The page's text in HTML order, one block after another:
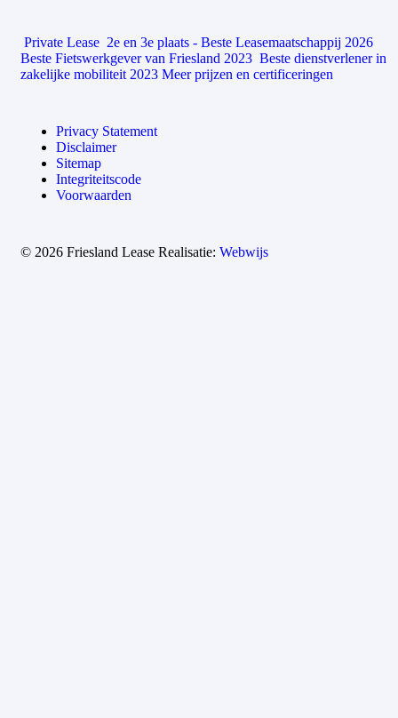
Private Lease 2e en 3e plaats - Beste Leasemaatschappij 2026
Beste Fietswerkgever van Friesland 2023 Beste dienstverlener in
zakelijke mobiliteit 2023 Meer prijzen en certificeringen
Privacy Statement
Disclaimer
Sitemap
Integriteitscode
Voorwaarden
© 2026 Friesland Lease Realisatie: Webwijs